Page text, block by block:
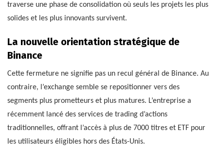
traverse une phase de consolidation où seuls les projets les plus
solides et les plus innovants survivent.
La nouvelle orientation stratégique de
Binance
Cette fermeture ne signifie pas un recul général de Binance. Au
contraire, l’exchange semble se repositionner vers des
segments plus prometteurs et plus matures. L’entreprise a
récemment lancé des services de trading d’actions
traditionnelles, offrant l’accès à plus de 7000 titres et ETF pour
les utilisateurs éligibles hors des États-Unis.